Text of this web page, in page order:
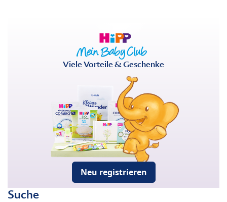
Viele Vorteile & Geschenke
Neu registrieren
Suche